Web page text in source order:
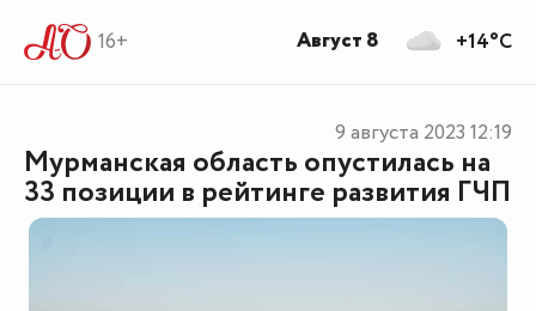
16+
Мурманская область опустилась на
33 позиции в рейтинге развития ГЧП
9 августа 2023 12:19
+14°C
Август 8